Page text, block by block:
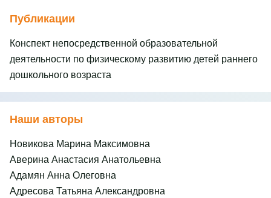
Публикации
Конспект непосредственной образовательной
деятельности по физическому развитию детей раннего
дошкольного возраста
Наши авторы
Новикова Марина Максимовна
Аверина Анастасия Анатольевна
Адамян Анна Олеговна
Адресова Татьяна Александровна